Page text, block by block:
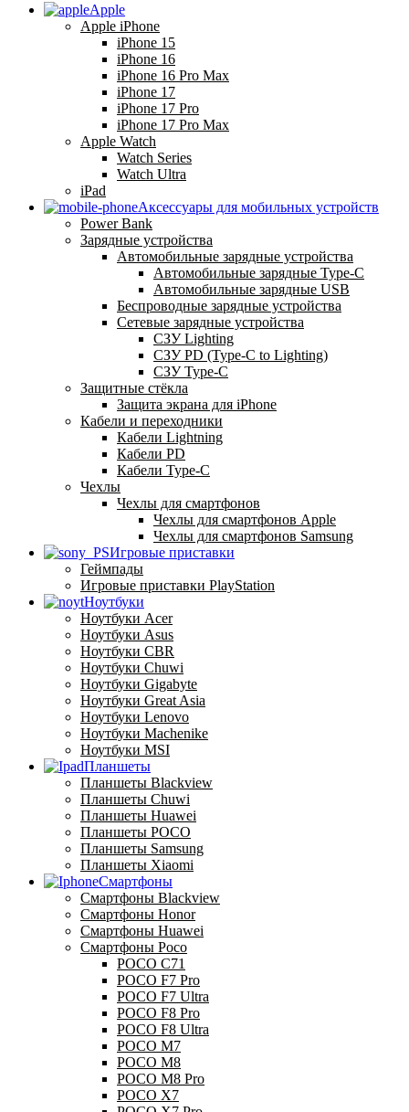
Apple
Apple iPhone
iPhone 15
iPhone 16
iPhone 16 Pro Max
iPhone 17
iPhone 17 Pro
iPhone 17 Pro Max
Apple Watch
Watch Series
Watch Ultra
iPad
Аксессуары для мобильных устройств
Power Bank
Зарядные устройства
Автомобильные зарядные устройства
Автомобильные зарядные Type-C
Автомобильные зарядные USB
Беспроводные зарядные устройства
Сетевые зарядные устройства
СЗУ Lighting
СЗУ PD (Type-C to Lighting)
СЗУ Type-C
Защитные стёкла
Защита экрана для iPhone
Кабели и переходники
Кабели Lightning
Кабели PD
Кабели Type-C
Чехлы
Чехлы для смартфонов
Чехлы для смартфонов Apple
Чехлы для смартфонов Samsung
Игровые приставки
Геймпады
Игровые приставки PlayStation
Ноутбуки
Ноутбуки Acer
Ноутбуки Asus
Ноутбуки CBR
Ноутбуки Chuwi
Ноутбуки Gigabyte
Ноутбуки Great Asia
Ноутбуки Lenovo
Ноутбуки Machenike
Ноутбуки MSI
Планшеты
Планшеты Blackview
Планшеты Chuwi
Планшеты Huawei
Планшеты POCO
Планшеты Samsung
Планшеты Xiaomi
Смартфоны
Смартфоны Blackview
Смартфоны Honor
Смартфоны Huawei
Смартфоны Poco
POCO C71
POCO F7 Pro
POCO F7 Ultra
POCO F8 Pro
POCO F8 Ultra
POCO M7
POCO M8
POCO M8 Pro
POCO X7